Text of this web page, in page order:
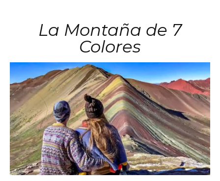
La Montaña de 7
Colores